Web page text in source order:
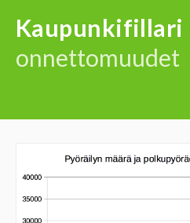
content
Kaupunkifillari
onnettomuudet